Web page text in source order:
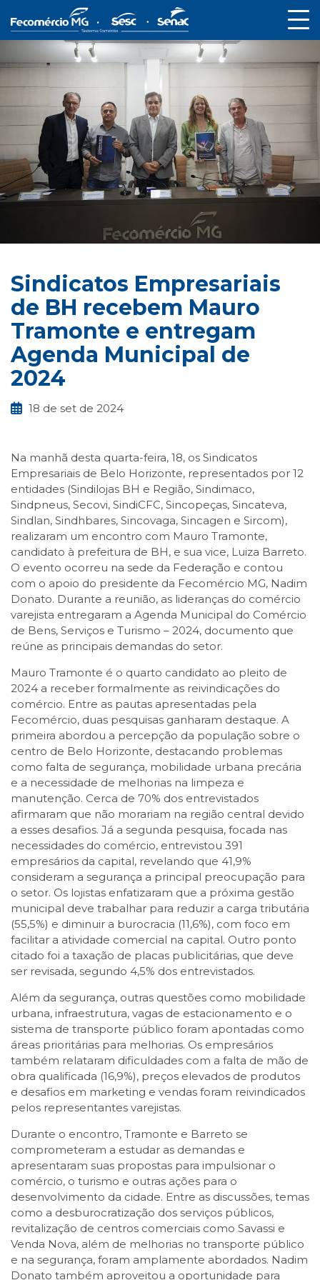
Sindicatos Empresariais
de BH recebem Mauro
Tramonte e entregam
Agenda Municipal de
2024
18 de set de 2024
Na manhã desta quarta-feira, 18, os Sindicatos
Empresariais de Belo Horizonte, representados por 12
entidades (Sindilojas BH e Região, Sindimaco,
Sindpneus, Secovi, SindiCFC, Sincopeças, Sincateva,
Sindlan, Sindhbares, Sincovaga, Sincagen e Sircom),
realizaram um encontro com Mauro Tramonte,
candidato à prefeitura de BH, e sua vice, Luiza Barreto.
O evento ocorreu na sede da Federação e contou
com o apoio do presidente da Fecomércio MG, Nadim
Donato. Durante a reunião, as lideranças do comércio
varejista entregaram a Agenda Municipal do Comércio
de Bens, Serviços e Turismo – 2024, documento que
reúne as principais demandas do setor.
Mauro Tramonte é o quarto candidato ao pleito de
2024 a receber formalmente as reivindicações do
comércio. Entre as pautas apresentadas pela
Fecomércio, duas pesquisas ganharam destaque. A
primeira abordou a percepção da população sobre o
centro de Belo Horizonte, destacando problemas
como falta de segurança, mobilidade urbana precária
e a necessidade de melhorias na limpeza e
manutenção. Cerca de 70% dos entrevistados
afirmaram que não morariam na região central devido
a esses desafios. Já a segunda pesquisa, focada nas
necessidades do comércio, entrevistou 391
empresários da capital, revelando que 41,9%
consideram a segurança a principal preocupação para
o setor. Os lojistas enfatizaram que a próxima gestão
municipal deve trabalhar para reduzir a carga tributária
(55,5%) e diminuir a burocracia (11,6%), com foco em
facilitar a atividade comercial na capital. Outro ponto
citado foi a taxação de placas publicitárias, que deve
ser revisada, segundo 4,5% dos entrevistados.
Além da segurança, outras questões como mobilidade
urbana, infraestrutura, vagas de estacionamento e o
sistema de transporte público foram apontadas como
áreas prioritárias para melhorias. Os empresários
também relataram dificuldades com a falta de mão de
obra qualificada (16,9%), preços elevados de produtos
e desafios em marketing e vendas foram reivindicados
pelos representantes varejistas.
Durante o encontro, Tramonte e Barreto se
comprometeram a estudar as demandas e
apresentaram suas propostas para impulsionar o
comércio, o turismo e outras ações para o
desenvolvimento da cidade. Entre as discussões, temas
como a desburocratização dos serviços públicos,
revitalização de centros comerciais como Savassi e
Venda Nova, além de melhorias no transporte público
e na segurança, foram amplamente abordados. Nadim
Donato também aproveitou a oportunidade para